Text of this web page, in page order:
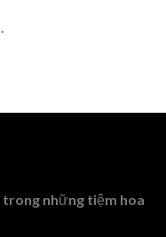
những tiệm hoa